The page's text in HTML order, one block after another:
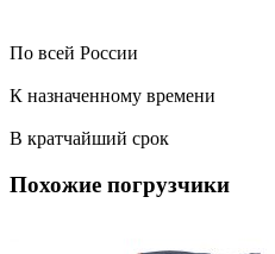
По всей России
К назначенному времени
В кратчайший срок
Похожие погрузчики